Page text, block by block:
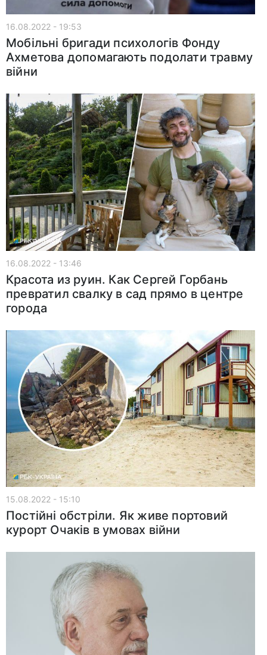
16.08.2022 - 19:53
Мобільні бригади психологів Фонду
Ахметова допомагають подолати травму
війни
16.08.2022 - 13:46
Красота из руин. Как Сергей Горбань
превратил свалку в сад прямо в центре
города
15.08.2022 - 15:10
Постійні обстріли. Як живе портовий
курорт Очаків в умовах війни